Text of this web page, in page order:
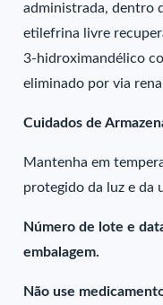
administrada, dentro
etilefrina livre
3-hidroximandélico
eliminado por via
Cuidados de
Mantenha em
protegido da luz e da
Número de lote e
embalagem.
Não use